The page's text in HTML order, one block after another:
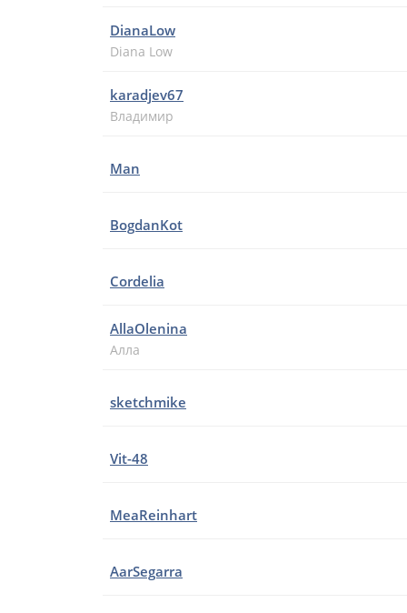
DianaLow
Diana Low
karadjev67
Владимир
Man
BogdanKot
Cordelia
AllaOlenina
Алла
sketchmike
Vit-48
MeaReinhart
AarSegarra